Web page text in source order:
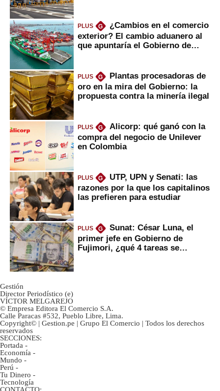
PLUS G
¿Cambios en el comercio
exterior? El cambio aduanero al
que apuntaría el Gobierno de
PLUS G
Plantas procesadoras de
oro en la mira del Gobierno: la
propuesta contra la minería ilegal
PLUS G
Alicorp: qué ganó con la
compra del negocio de Unilever
en Colombia
PLUS G
UTP, UPN y Senati: las
razones por la que los capitalinos
las prefieren para estudiar
PLUS G
Sunat: César Luna, el
primer jefe en Gobierno de
Fujimori, ¿qué 4 tareas se
Gestión
Director Periodístico (e)
VÍCTOR MELGAREJO
© Empresa Editora El Comercio S.A.
Calle Paracas #532, Pueblo Libre, Lima.
Copyright© | Gestion.pe | Grupo El Comercio | Todos los derechos
reservados
SECCIONES:
Portada -
Economía -
Mundo -
Perú -
Tu Dinero -
Tecnología